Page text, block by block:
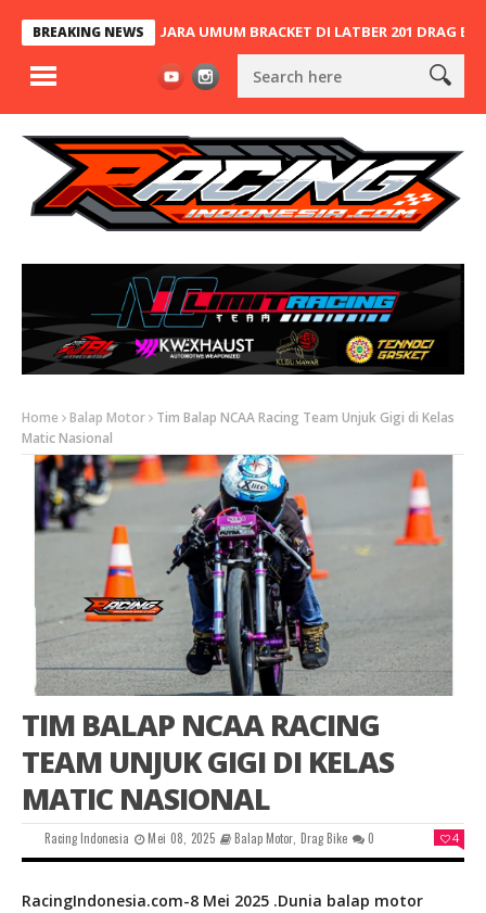
BREAKING NEWS
JOPAN JUARA UMUM BRACKET DI LATBER 201 DRAG BIKE
Home Balap Motor
Tim Balap NCAA Racing Team Unjuk Gigi di Kelas
Matic Nasional
TIM BALAP NCAA RACING
TEAM UNJUK GIGI DI KELAS
MATIC NASIONAL
Racing Indonesia Mei 08, 2025 Balap Motor, Drag Bike 0 4
RacingIndonesia.com-8 Mei 2025 .Dunia balap motor